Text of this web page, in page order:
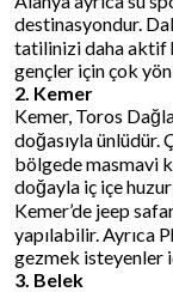
destinasyondur.
tatilinizi daha aktif
gençler için çok
2. Kemer
Kemer, Toros
doğasıyla ünlüdür.
bölgede masmavi
doğayla iç içe
Kemer’de jeep
yapılabilir. Ayrıca
gezmek isteyenler
3. Belek